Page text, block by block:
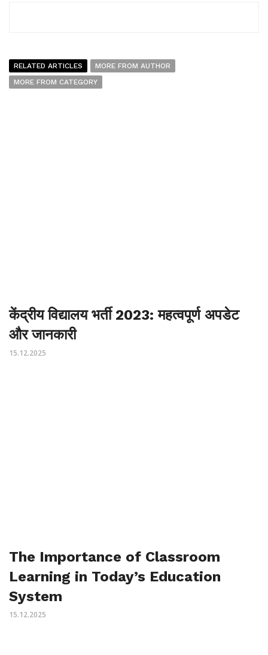
RELATED ARTICLES
MORE FROM AUTHOR
MORE FROM CATEGORY
केंद्रीय विद्यालय भर्ती 2023: महत्वपूर्ण अपडेट
और जानकारी
15.12.2025
The Importance of Classroom
Learning in Today’s Education
System
15.12.2025